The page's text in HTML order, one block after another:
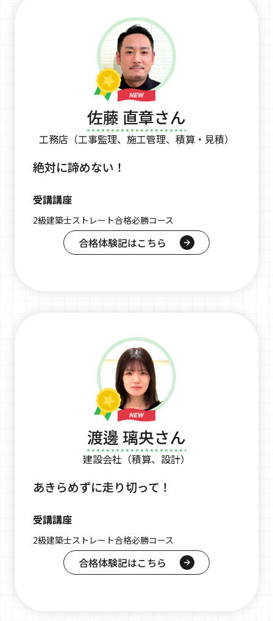
佐藤 直章さん
工務店（工事監理、施工管理、積算・見積）
絶対に諦めない！
受講講座
2級建築士ストレート合格必勝コース
合格体験記はこちら
渡邊 璃央さん
建設会社（積算、設計）
あきらめずに走り切って！
受講講座
2級建築士ストレート合格必勝コース
合格体験記はこちら